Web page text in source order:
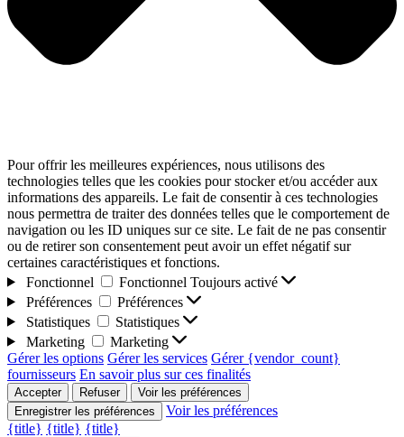
Pour offrir les meilleures expériences, nous utilisons des
technologies telles que les cookies pour stocker et/ou accéder aux
informations des appareils. Le fait de consentir à ces technologies
nous permettra de traiter des données telles que le comportement de
navigation ou les ID uniques sur ce site. Le fait de ne pas consentir
ou de retirer son consentement peut avoir un effet négatif sur
certaines caractéristiques et fonctions.
Fonctionnel
Fonctionnel Toujours activé
Préférences
Préférences
Statistiques
Statistiques
Marketing
Marketing
Gérer les options Gérer les services Gérer {vendor_count}
fournisseurs En savoir plus sur ces finalités
Accepter Refuser
Voir les préférences
Enregistrer les préférences
Voir les préférences
{title} {title} {title}